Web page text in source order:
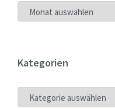
ARCHIV
Kategorien
KATEGORIEN